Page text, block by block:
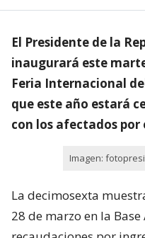
El Presidente de la
inaugurará este
Feria Internacional
que este año estará
con los afectados
Imagen:
La decimosexta
28 de marzo en la